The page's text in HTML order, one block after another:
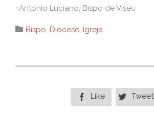
+António Luciano, Bispo de Viseu
 Category
Bispo, Diocese, Igreja
 Like  Tweet